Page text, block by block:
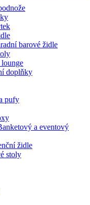
barové židle
doplňky
pufy
a eventový
židle
stoly